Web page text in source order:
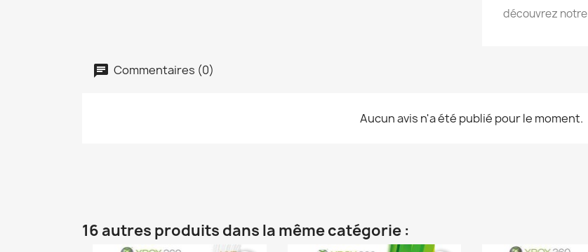
découvrez notre
Commentaires (0)
Aucun avis n'a été publié pour le moment.
16 autres produits dans la même catégorie :